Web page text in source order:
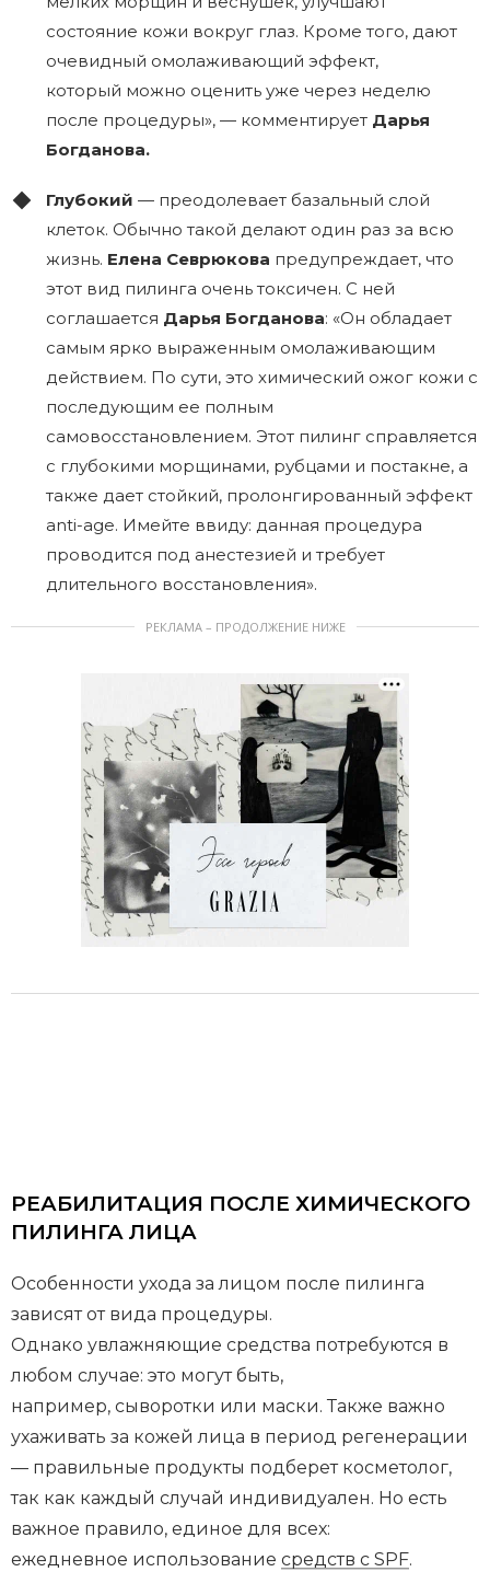
состояние кожи вокруг глаз. Кроме того, дают
очевидный омолаживающий эффект,
который можно оценить уже через неделю
после процедуры», — комментирует Дарья
Богданова.
Глубокий — преодолевает базальный слой
клеток. Обычно такой делают один раз за всю
жизнь. Елена Севрюкова предупреждает, что
этот вид пилинга очень токсичен. С ней
соглашается Дарья Богданова: «Он обладает
самым ярко выраженным омолаживающим
действием. По сути, это химический ожог кожи с
последующим ее полным
самовосстановлением. Этот пилинг справляется
с глубокими морщинами, рубцами и постакне, а
также дает стойкий, пролонгированный эффект
anti-age. Имейте ввиду: данная процедура
проводится под анестезией и требует
длительного восстановления».
РЕКЛАМА – ПРОДОЛЖЕНИЕ НИЖЕ
РЕАБИЛИТАЦИЯ ПОСЛЕ ХИМИЧЕСКОГО
ПИЛИНГА ЛИЦА
Особенности ухода за лицом после пилинга
зависят от вида процедуры.
Однако увлажняющие средства потребуются в
любом случае: это могут быть,
например, сыворотки или маски. Также важно
ухаживать за кожей лица в период регенерации
— правильные продукты подберет косметолог,
так как каждый случай индивидуален. Но есть
важное правило, единое для всех:
ежедневное использование средств с SPF.